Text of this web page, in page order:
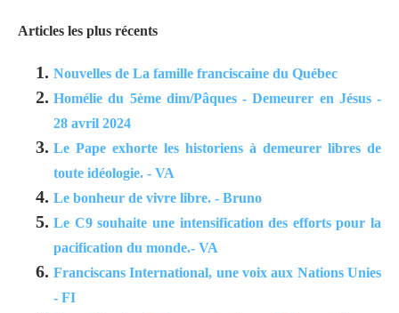
Articles les plus récents
Nouvelles de La famille franciscaine du Québec
Homélie du 5ème dim/Pâques - Demeurer en Jésus -
28 avril 2024
Le Pape exhorte les historiens à demeurer libres de
toute idéologie. - VA
Le bonheur de vivre libre. - Bruno
Le C9 souhaite une intensification des efforts pour la
pacification du monde.- VA
Franciscans International, une voix aux Nations Unies
- FI